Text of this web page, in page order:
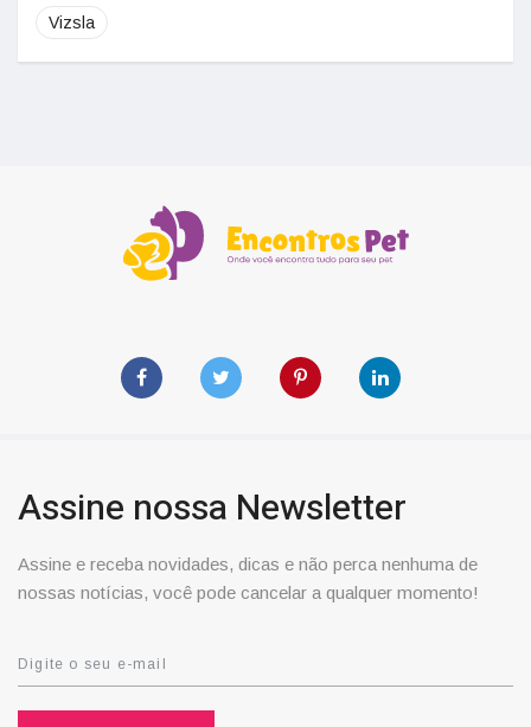
Vizsla
Assine nossa Newsletter
Assine e receba novidades, dicas e não perca nenhuma de
nossas notícias, você pode cancelar a qualquer momento!